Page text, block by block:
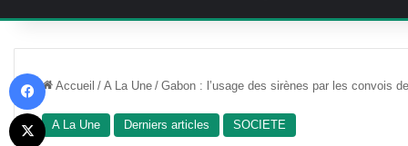
Accueil / A La Une / Gabon : l’usage des sirènes par les convois
A La Une Derniers articles SOCIETE
X